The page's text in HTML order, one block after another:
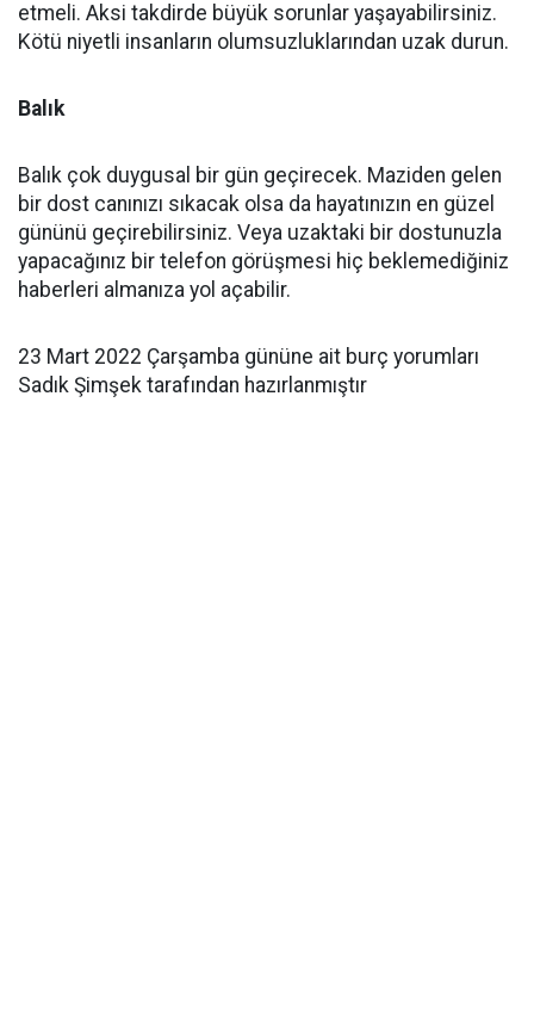
etmeli. Aksi takdirde büyük sorunlar yaşayabilirsiniz.
Kötü niyetli insanların olumsuzluklarından uzak durun.
Balık
Balık çok duygusal bir gün geçirecek. Maziden gelen
bir dost canınızı sıkacak olsa da hayatınızın en güzel
gününü geçirebilirsiniz. Veya uzaktaki bir dostunuzla
yapacağınız bir telefon görüşmesi hiç beklemediğiniz
haberleri almanıza yol açabilir.
23 Mart 2022 Çarşamba gününe ait burç yorumları
Sadık Şimşek tarafından hazırlanmıştır